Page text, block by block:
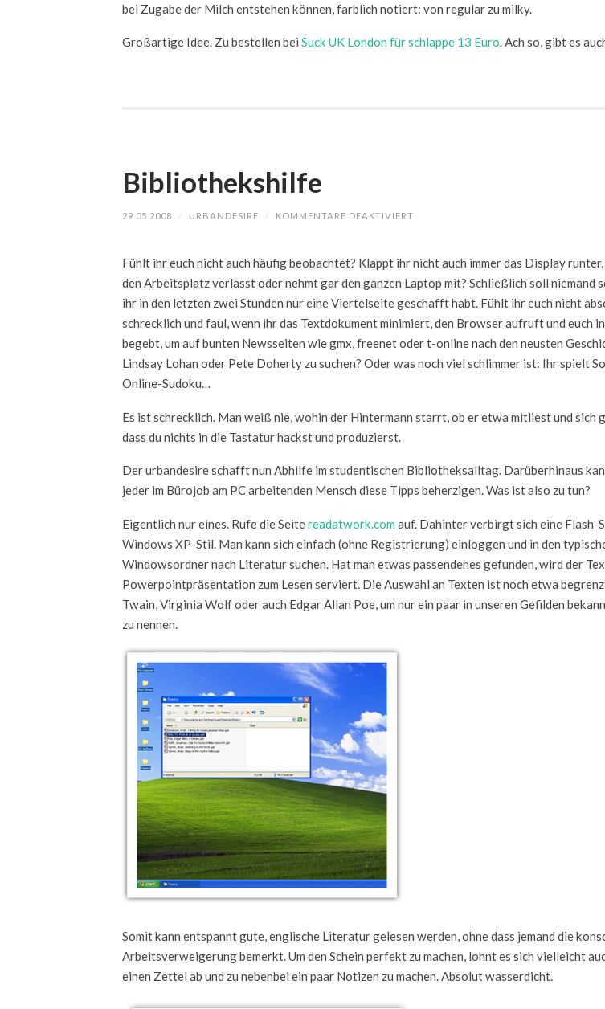
bei Zugabe der Milch entstehen können, farblich notiert: von regular zu milky.
Großartige Idee. Zu bestellen bei Suck UK London für schlappe 13 Euro. Ach so, gibt es
Bibliothekshilfe
29.05.2008 / URBANDESIRE / KOMMENTARE DEAKTIVIERT
Fühlt ihr euch nicht auch häufig beobachtet? Klappt ihr nicht auch immer das Display
den Arbeitsplatz verlasst oder nehmt gar den ganzen Laptop mit? Schließlich soll niemand
ihr in den letzten zwei Stunden nur eine Viertelseite geschafft habt. Fühlt ihr euch nicht
schrecklich und faul, wenn ihr das Textdokument minimiert, den Browser aufruft und euch
begebt, um auf bunten Newsseiten wie gmx, freenet oder t-online nach den neusten
Lindsay Lohan oder Pete Doherty zu suchen? Oder was noch viel schlimmer ist: Ihr spielt
Online-Sudoku…
Es ist schrecklich. Man weiß nie, wohin der Hintermann starrt, ob er etwa mitliest und sich
dass du nichts in die Tastatur hackst und produzierst.
Der urbandesire schafft nun Abhilfe im studentischen Bibliotheksalltag. Darüberhinaus
jeder im Bürojob am PC arbeitenden Mensch diese Tipps beherzigen. Was ist also zu tun?
Eigentlich nur eines. Rufe die Seitereadatwork.com auf. Dahinter verbirgt sich eine Flash-
Windows XP-Stil. Man kann sich einfach (ohne Registrierung) einloggen und in den
Windowsordner nach Literatur suchen. Hat man etwas passendenes gefunden, wird der
Powerpointpräsentation zum Lesen serviert. Die Auswahl an Texten ist noch etwa
Twain, Virginia Wolf oder auch Edgar Allan Poe, um nur ein paar in unseren Gefilden
zu nennen.
Somit kann entspannt gute, englische Literatur gelesen werden, ohne dass jemand die
Arbeitsverweigerung bemerkt. Um den Schein perfekt zu machen, lohnt es sich vielleicht
einen Zettel ab und zu nebenbei ein paar Notizen zu machen. Absolut wasserdicht.